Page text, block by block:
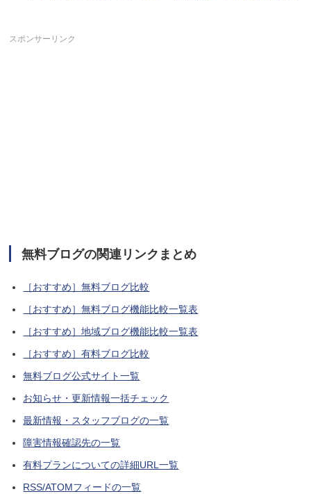
スポンサーリンク
無料ブログの関連リンクまとめ
［おすすめ］無料ブログ比較
［おすすめ］無料ブログ機能比較一覧表
［おすすめ］地域ブログ機能比較一覧表
［おすすめ］有料ブログ比較
無料ブログ公式サイト一覧
お知らせ・更新情報一括チェック
最新情報・スタッフブログの一覧
障害情報確認先の一覧
有料プランについての詳細URL一覧
RSS/ATOMフィードの一覧